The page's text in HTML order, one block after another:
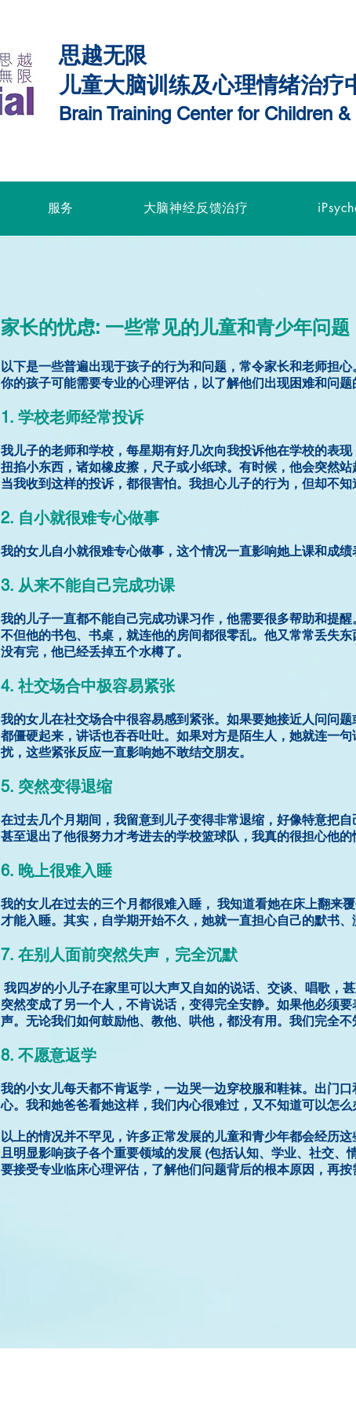
思越无限
儿童大脑训练及心理情绪治疗
Brain Training Center for Children
服务 大脑神经反馈治疗
家长的忧虑: 一些常见的儿童和青少年问题
以下是一些普遍出现于孩子的行为和问题，常令家长和老师担
你的孩子可能需要专业的心理评估，以了解他们出现困难和问题
1. 学校老师经常投诉
我儿子的老师和学校，每星期有好几次向我投诉他在学校的表
扭掐小东西，诸如橡皮擦，尺子或小纸球。有时候，他会突然
当我收到这样的投诉，都很害怕。我担心儿子的行为，但却不知
2. 自小就很难专心做事
我的女儿自小就很难专心做事，这个情况一直影响她上课和成
3. 从来不能自己完成功课
我的儿子一直都不能自己完成功课习作，他需要很多帮助和提
不但他的书包、书桌，就连他的房间都很零乱。他又常常丢失
没有完，他已经丢掉五个水樽了。
4. 社交场合中极容易紧张
我的女儿在社交场合中很容易感到紧张。如果要她接近人问问
都僵硬起来，讲话也吞吞吐吐。如果对方是陌生人，她就连一
扰，这些紧张反应一直影响她不敢结交朋友。
5. 突然变得退缩
在过去几个月期间，我留意到儿子变得非常退缩，好像特意把
甚至退出了他很努力才考进去的学校篮球队，我真的很担心他的
6. 晚上很难入睡
我的女儿在过去的三个月都很难入睡， 我知道看她在床上翻来
才能入睡。其实，自学期开始不久，她就一直担心自己的默书
7. 在别人面前突然失声，完全沉默
我四岁的小儿子在家里可以大声又自如的说话、交谈、唱歌，
突然变成了另一个人，不肯说话，变得完全安静。如果他必须
声。无论我们如何鼓励他、教他、哄他，都没有用。我们完全
8. 不愿意返学
我的小女儿每天都不肯返学，一边哭一边穿校服和鞋袜。出门
心。我和她爸爸看她这样，我们内心很难过，又不知道可以怎么
以上的情况并不罕见，许多正常发展的儿童和青少年都会经历
且明显影响孩子各个重要领域的发展 (包括认知、学业、社交
要接受专业临床心理评估，了解他们问题背后的根本原因，再按